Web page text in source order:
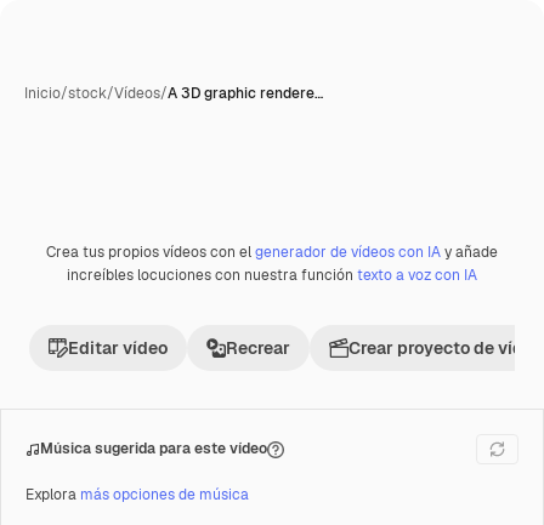
Inicio/stock/Vídeos/A 3D graphic rendere…
Premium
Crea tus propios vídeos con elgenerador de vídeos con IAy añade
increíbles locuciones con nuestra función texto a voz con IA
Editar vídeo Recrear Crear proyecto de vídeo
Música sugerida para este vídeo
Explora más opciones de música